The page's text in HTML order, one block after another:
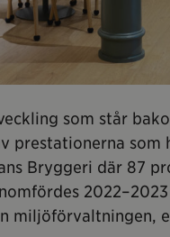
som står
prestationerna
Bryggeri där 87
miljöförvaltningen,